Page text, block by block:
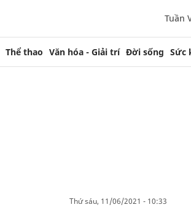
Tuần
Thể thao Văn hóa - Giải trí Đời sống Sức
thứ sáu, 11/06/2021 - 10:33